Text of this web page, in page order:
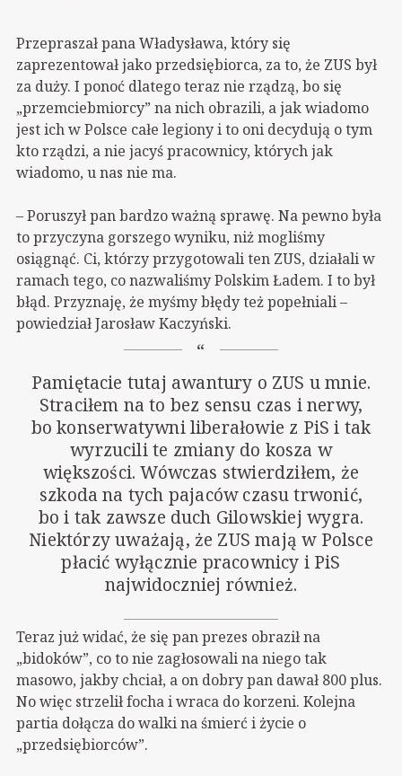
Przepraszał pana Władysława, który się
zaprezentował jako przedsiębiorca, za to, że ZUS był
za duży. I ponoć dlatego teraz nie rządzą, bo się
„przemciebmiorcy” na nich obrazili, a jak wiadomo
jest ich w Polsce całe legiony i to oni decydują o tym
kto rządzi, a nie jacyś pracownicy, których jak
wiadomo, u nas nie ma.
– Poruszył pan bardzo ważną sprawę. Na pewno była
to przyczyna gorszego wyniku, niż mogliśmy
osiągnąć. Ci, którzy przygotowali ten ZUS, działali w
ramach tego, co nazwaliśmy Polskim Ładem. I to był
błąd. Przyznaję, że myśmy błędy też popełniali –
powiedział Jarosław Kaczyński.
Pamiętacie tutaj awantury o ZUS u mnie.
Straciłem na to bez sensu czas i nerwy,
bo konserwatywni liberałowie z PiS i tak
wyrzucili te zmiany do kosza w
większości. Wówczas stwierdziłem, że
szkoda na tych pajaców czasu trwonić,
bo i tak zawsze duch Gilowskiej wygra.
Niektórzy uważają, że ZUS mają w Polsce
płacić wyłącznie pracownicy i PiS
najwidoczniej również.
Teraz już widać, że się pan prezes obraził na
„bidoków”, co to nie zagłosowali na niego tak
masowo, jakby chciał, a on dobry pan dawał 800 plus.
No więc strzelił focha i wraca do korzeni. Kolejna
partia dołącza do walki na śmierć i życie o
„przedsiębiorców”.